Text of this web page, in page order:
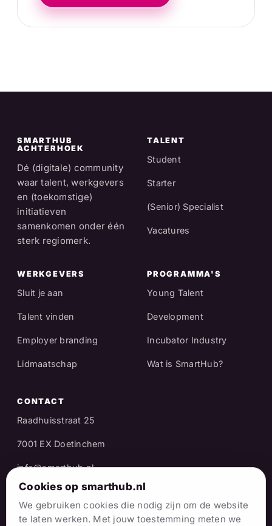
SMARTHUB
ACHTERHOEK
Dé (digitale) community
waar talent, werkgevers
en (toekomstige)
initiatieven
samenkomen onder één
sterk regiomerk.
TALENT
Student
Starter
(Senior) Specialist
Vacatures
WERKGEVERS
Sluit je aan
Talent vinden
Employer branding
Lidmaatschap
PROGRAMMA'S
Young Talent
Development
Incubator Industry
Wat is SmartHub?
CONTACT
Raadhuisstraat 25
7001 EX Doetinchem
info@smarthub.nl
06 38 06 65 16
Stuur een WhatsApp
Cookies op smarthub.nl
We gebruiken cookies die nodig zijn om de website
te laten werken. Met jouw toestemming meten we